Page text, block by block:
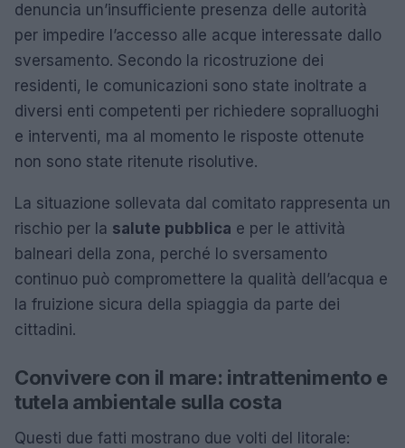
denuncia un’insufficiente presenza delle autorità
per impedire l’accesso alle acque interessate dallo
sversamento. Secondo la ricostruzione dei
residenti, le comunicazioni sono state inoltrate a
diversi enti competenti per richiedere sopralluoghi
e interventi, ma al momento le risposte ottenute
non sono state ritenute risolutive.
La situazione sollevata dal comitato rappresenta un
rischio per la salute pubblica e per le attività
balneari della zona, perché lo sversamento
continuo può compromettere la qualità dell’acqua e
la fruizione sicura della spiaggia da parte dei
cittadini.
Convivere con il mare: intrattenimento e
tutela ambientale sulla costa
Questi due fatti mostrano due volti del litorale: